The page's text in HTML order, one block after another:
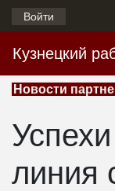
Войти
Кузнецкий
Новости
линия